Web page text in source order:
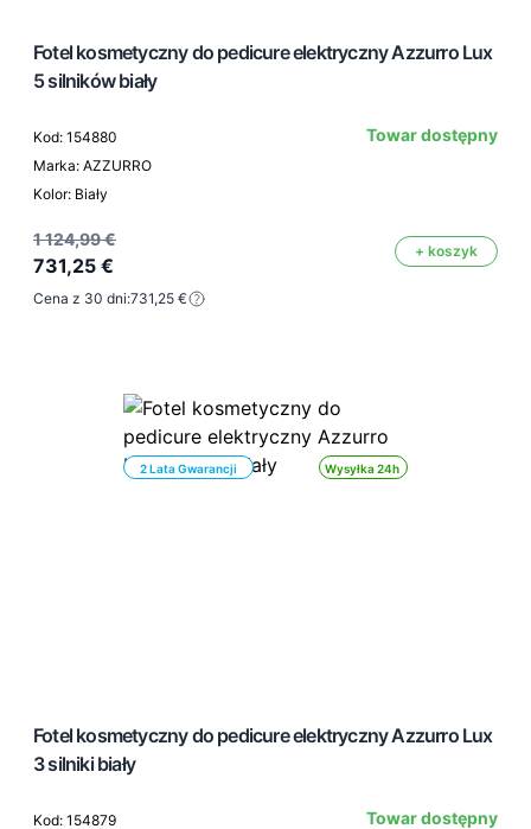
Fotel kosmetyczny do pedicure elektryczny Azzurro Lux
5 silników biały
Kod: 154880
Marka: AZZURRO
Kolor: Biały
Towar dostępny
1 124,99 €
731,25 €
+ koszyk
Cena z 30 dni:731,25 €
Wysyłka 24h
2 Lata Gwarancji
Fotel kosmetyczny do pedicure elektryczny Azzurro Lux
3 silniki biały
Kod: 154879
Towar dostępny